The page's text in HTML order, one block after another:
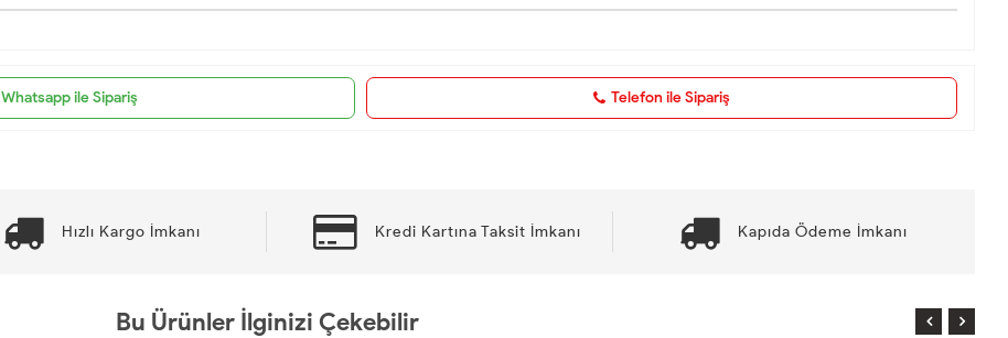
Whatsapp ile Sipariş Telefon ile Sipariş
Hızlı Kargo İmkanı Kredi Kartına Taksit İmkanı Kapıda Ödeme İmkanı
Bu Ürünler İlginizi Çekebilir